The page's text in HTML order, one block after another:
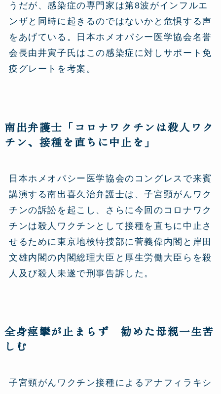
うだが、感染症の専門家は第8波がインフルエ
ンザと同時に起きるのではないかと危惧する声
をあげている。日本ホメオパシー医学協会名誉
会長由井寅子氏はこの感染症に対しサポート免
疫グレートを考案。
南出弁護士「コロナワクチンは殺人ワク
チン、接種を直ちに中止を」
日本ホメオパシー医学協会のコングレスで来賓
講演する南出喜久治弁護士は、子宮頸がんワク
チンの訴訟を起こし、さらに今回のコロナワク
チンは殺人ワクチンとして接種を直ちに中止さ
せるために東京地検特捜部に菅義偉内閣と岸田
文雄内閣の内閣総理大臣と厚生労働大臣らを殺
人及び殺人未遂で刑事告訴した。
全身痙攣が止まらず 勧めた母親一生苦
しむ
子宮頸がんワクチン接種によるアナフィラキシ